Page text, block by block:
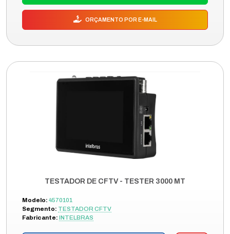
ORÇAMENTO POR E-MAIL
TESTADOR DE CFTV - TESTER 3000 MT
Modelo: 4570101
Segmento: TESTADOR CFTV
Fabricante: INTELBRAS